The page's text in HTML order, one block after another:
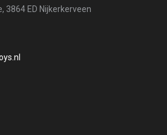
3864 ED Nijkerkerveen